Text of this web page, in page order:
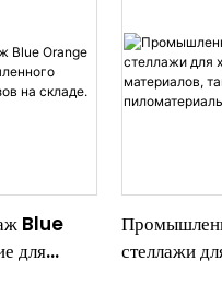
Blue
для
стеллажи